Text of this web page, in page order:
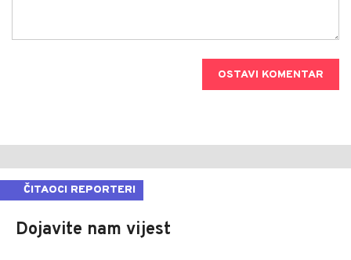
OSTAVI KOMENTAR
ČITAOCI REPORTERI
Dojavite nam vijest